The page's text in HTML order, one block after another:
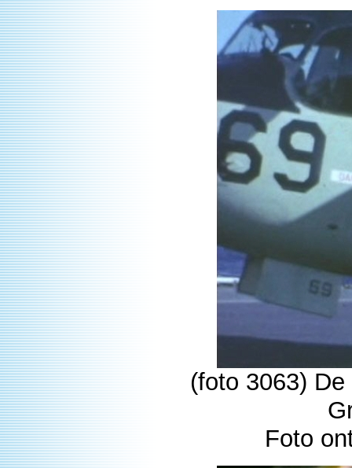
(foto 3063)
Foto